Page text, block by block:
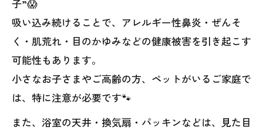
子”😱
吸い込み続けることで、アレルギー性鼻炎・ぜんそ
く・肌荒れ・目のかゆみなどの健康被害を引き起こす
可能性もあります。
小さなお子さまやご高齢の方、ペットがいるご家庭で
は、特に注意が必要です🐾
また、浴室の天井・換気扇・パッキンなどは、見た目